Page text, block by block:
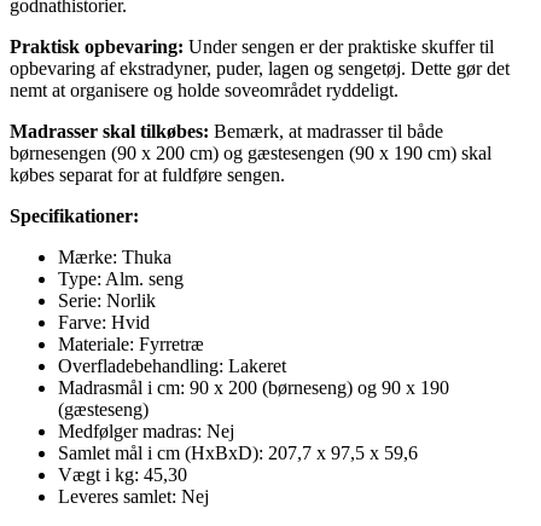
godnathistorier.
Praktisk opbevaring: Under sengen er der praktiske skuffer til
opbevaring af ekstradyner, puder, lagen og sengetøj. Dette gør det
nemt at organisere og holde soveområdet ryddeligt.
Madrasser skal tilkøbes: Bemærk, at madrasser til både
børnesengen (90 x 200 cm) og gæstesengen (90 x 190 cm) skal
købes separat for at fuldføre sengen.
Specifikationer:
Mærke: Thuka
Type: Alm. seng
Serie: Norlik
Farve: Hvid
Materiale: Fyrretræ
Overfladebehandling: Lakeret
Madrasmål i cm: 90 x 200 (børneseng) og 90 x 190
(gæsteseng)
Medfølger madras: Nej
Samlet mål i cm (HxBxD): 207,7 x 97,5 x 59,6
Vægt i kg: 45,30
Leveres samlet: Nej